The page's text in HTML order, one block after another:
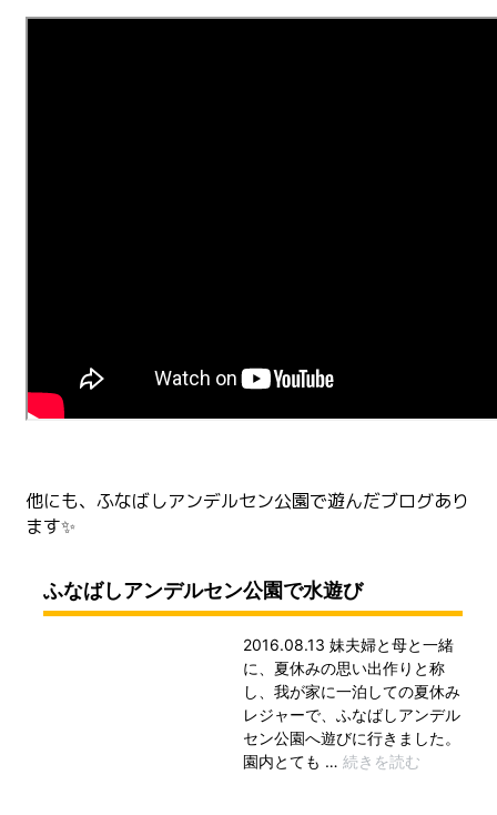
他にも、ふなばしアンデルセン公園で遊んだブログあり
ます✨